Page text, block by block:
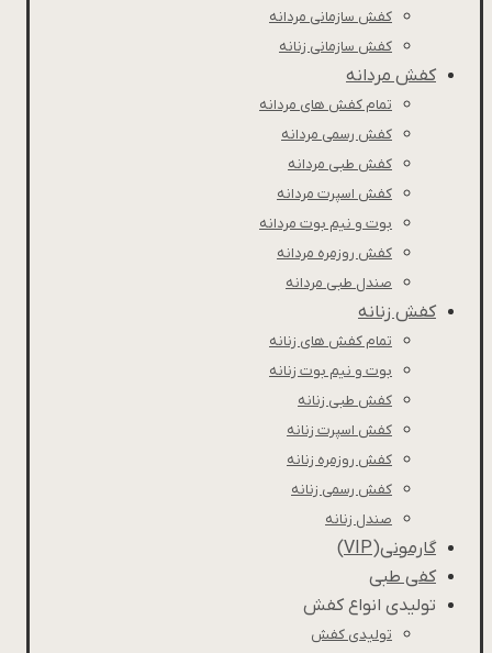
کفش سازمانی مردانه
کفش سازمانی زنانه
کفش مردانه
تمام کفش های مردانه
کفش رسمی مردانه
کفش طبی مردانه
كفش اسپرت مردانه
بوت و نیم بوت مردانه
کفش روزمره مردانه
صندل طبی مردانه
کفش زنانه
تمام کفش های زنانه
بوت و نیم بوت زنانه
کفش طبی زنانه
کفش اسپرت زنانه
کفش روزمره زنانه
کفش رسمی زنانه
صندل زنانه
گارمونی(VIP)
کفی طبی
تولیدی انواع کفش
تولیدی کفش